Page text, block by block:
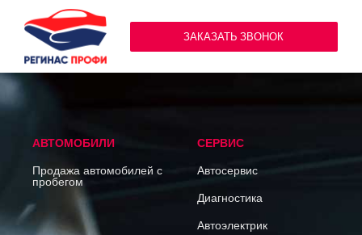
ЗАКАЗАТЬ ЗВОНОК
АВТОМОБИЛИ
Продажа автомобилей с
пробегом
СЕРВИС
Автосервис
Диагностика
Автоэлектрик